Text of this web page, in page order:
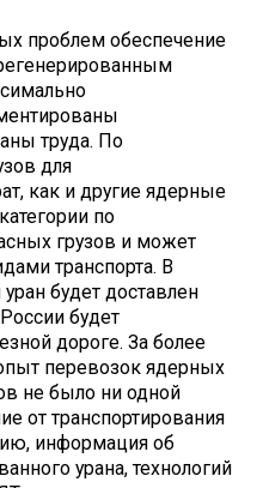
проблем обеспечение
труда. По
для
как и другие ядерные
по
грузов и может
транспорта. В
будет доставлен
будет
дороге. За более
перевозок ядерных
не было ни одной
от транспортирования
информация об
урана, технологий